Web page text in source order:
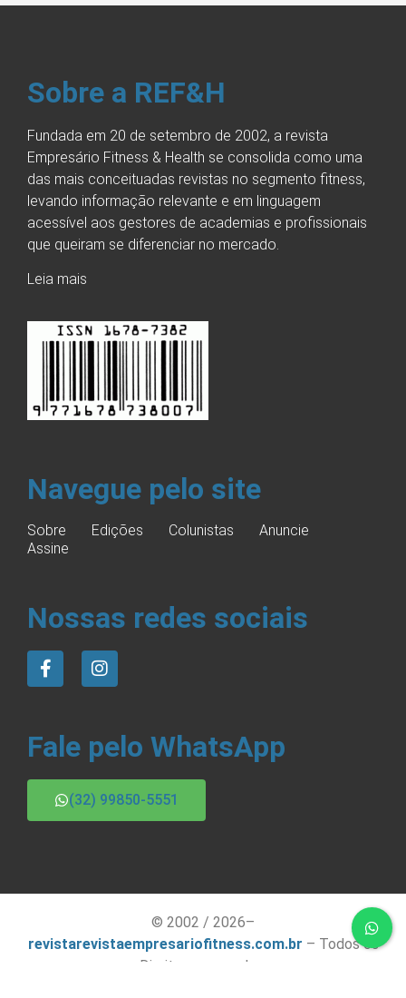
Sobre a REF&H
Fundada em 20 de setembro de 2002, a revista
Empresário Fitness & Health se consolida como uma
das mais conceituadas revistas no segmento fitness,
levando informação relevante e em linguagem
acessível aos gestores de academias e profissionais
que queiram se diferenciar no mercado.
Leia mais
Navegue pelo site
Sobre Edições Colunistas
Anuncie
Assine
Nossas redes sociais
Fale pelo WhatsApp
(32) 99850-5551
© 2002 / 2026–
revistarevistaempresariofitness.com.br – Todos os
Direitos reservados.